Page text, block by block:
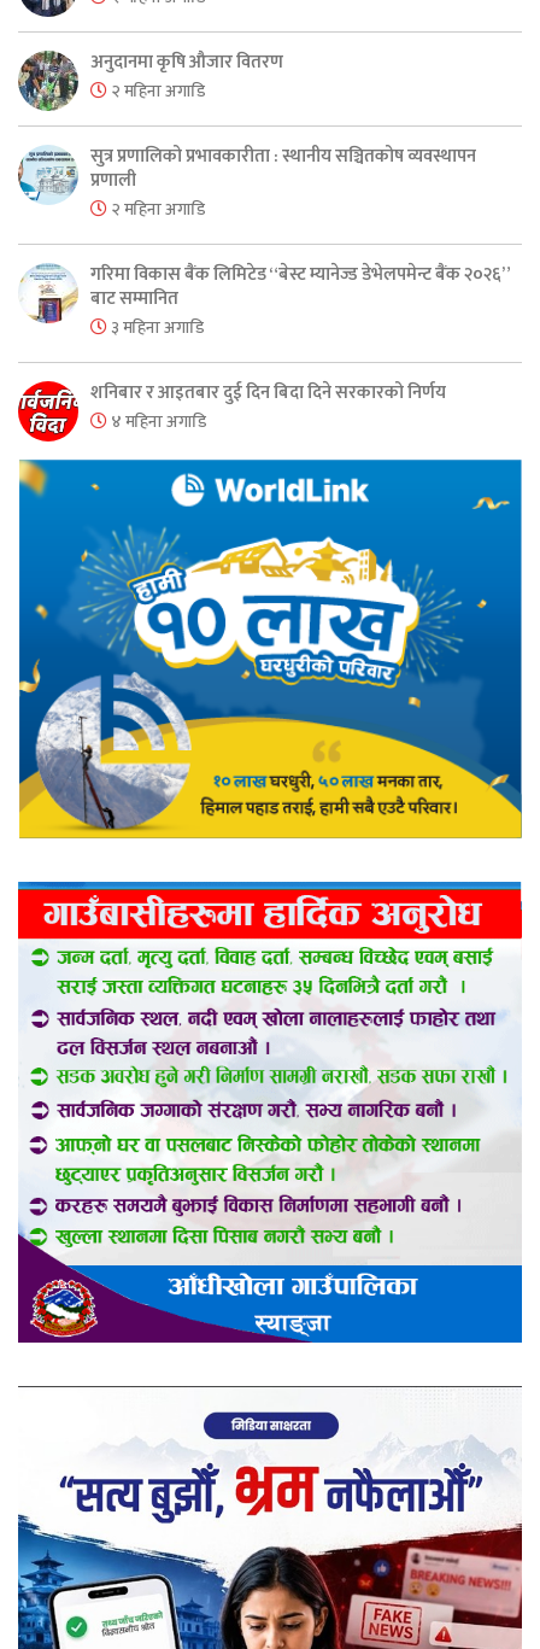
अनुदानमा कृषि औजार वितरण
२ महिना अगाडि
सुत्र प्रणालिको प्रभावकारीता : स्थानीय सञ्चितकोष व्यवस्थापन
प्रणाली
२ महिना अगाडि
गरिमा विकास बैंक लिमिटेड “बेस्ट म्यानेज्ड डेभेलपमेन्ट बैंक २०२६”
बाट सम्मानित
३ महिना अगाडि
शनिबार र आइतबार दुई दिन बिदा दिने सरकारको निर्णय
४ महिना अगाडि